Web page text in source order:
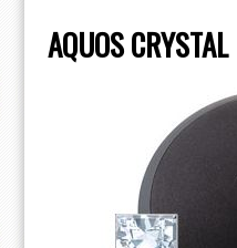
AQUOS CRYSTAL